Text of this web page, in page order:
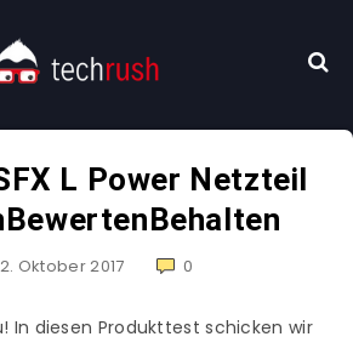
L Power Netzteil
Oktober 2017 0
In diesen Produkttest schicken wir